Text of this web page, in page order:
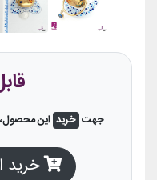
جهت خرید این
خرید